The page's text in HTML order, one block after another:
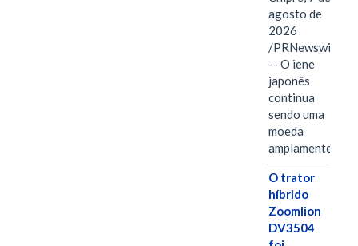
agosto de
2026
/PRNewswire/
-- O iene
japonês
continua
sendo uma
moeda
amplamente…
O trator
híbrido
Zoomlion
DV3504